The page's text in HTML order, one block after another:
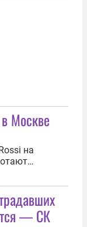
Москве
на
в MAX
управления
— СК